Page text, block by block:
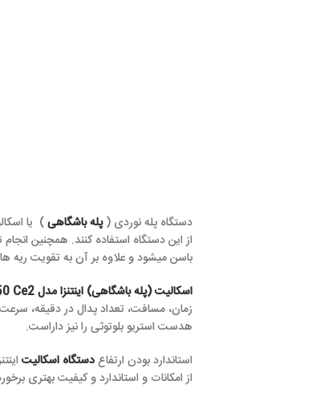
دستگاه پله نوردی (پله باشگاهی) یا اسکالیت،دستگاه
از این دستگاه استفاده کنند. همچنین انجام تمرینات متعدد
باسن میشود و علاوه بر آن به تقویت ریه ها، شش ها و قلب
اسکالیت (پله باشگاهی) اینتنزا مدل Ce550 Ce2
ساخت کشور
زمان، مسافت، تعداد پدال در دقیقه، سرعت،سطح کالریو
هدست استریو بلوتوثی را نیز داراست.
استاندارد بودن ارتفاعدستگاه اسکالیتاینتنزا نیز بسیار
از امکانات و استاندارد و کیفیت بهتری برخوردار است و